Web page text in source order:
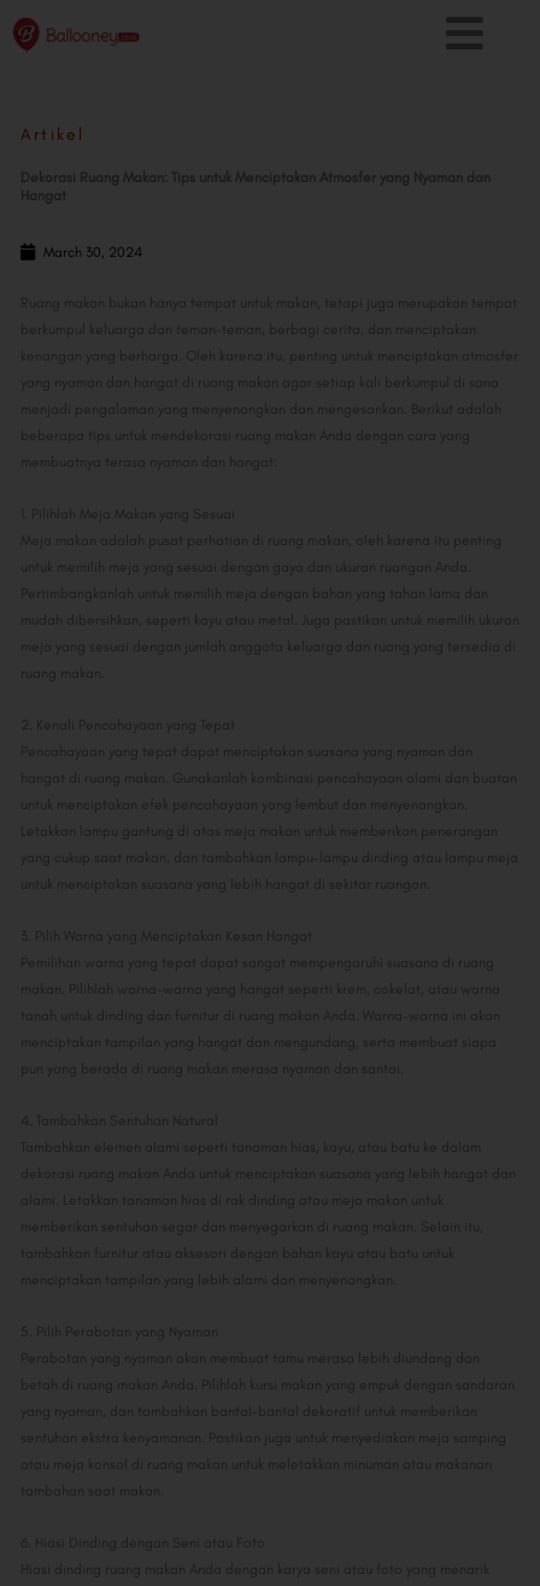
Artikel
Dekorasi Ruang Makan: Tips untuk Menciptakan Atmosfer yang Nyaman dan
Hangat
March 30, 2024
Ruang makan bukan hanya tempat untuk makan, tetapi juga merupakan tempat
berkumpul keluarga dan teman-teman, berbagi cerita, dan menciptakan
kenangan yang berharga. Oleh karena itu, penting untuk menciptakan atmosfer
yang nyaman dan hangat di ruang makan agar setiap kali berkumpul di sana
menjadi pengalaman yang menyenangkan dan mengesankan. Berikut adalah
beberapa tips untuk mendekorasi ruang makan Anda dengan cara yang
membuatnya terasa nyaman dan hangat:
1. Pilihlah Meja Makan yang Sesuai
Meja makan adalah pusat perhatian di ruang makan, oleh karena itu penting
untuk memilih meja yang sesuai dengan gaya dan ukuran ruangan Anda.
Pertimbangkanlah untuk memilih meja dengan bahan yang tahan lama dan
mudah dibersihkan, seperti kayu atau metal. Juga pastikan untuk memilih ukuran
meja yang sesuai dengan jumlah anggota keluarga dan ruang yang tersedia di
ruang makan.
2. Kenali Pencahayaan yang Tepat
Pencahayaan yang tepat dapat menciptakan suasana yang nyaman dan
hangat di ruang makan. Gunakanlah kombinasi pencahayaan alami dan buatan
untuk menciptakan efek pencahayaan yang lembut dan menyenangkan.
Letakkan lampu gantung di atas meja makan untuk memberikan penerangan
yang cukup saat makan, dan tambahkan lampu-lampu dinding atau lampu meja
untuk menciptakan suasana yang lebih hangat di sekitar ruangan.
3. Pilih Warna yang Menciptakan Kesan Hangat
Pemilihan warna yang tepat dapat sangat mempengaruhi suasana di ruang
makan. Pilihlah warna-warna yang hangat seperti krem, cokelat, atau warna
tanah untuk dinding dan furnitur di ruang makan Anda. Warna-warna ini akan
menciptakan tampilan yang hangat dan mengundang, serta membuat siapa
pun yang berada di ruang makan merasa nyaman dan santai.
4. Tambahkan Sentuhan Natural
Tambahkan elemen alami seperti tanaman hias, kayu, atau batu ke dalam
dekorasi ruang makan Anda untuk menciptakan suasana yang lebih hangat dan
alami. Letakkan tanaman hias di rak dinding atau meja makan untuk
memberikan sentuhan segar dan menyegarkan di ruang makan. Selain itu,
tambahkan furnitur atau aksesori dengan bahan kayu atau batu untuk
menciptakan tampilan yang lebih alami dan menyenangkan.
5. Pilih Perabotan yang Nyaman
Perabotan yang nyaman akan membuat tamu merasa lebih diundang dan
betah di ruang makan Anda. Pilihlah kursi makan yang empuk dengan sandaran
yang nyaman, dan tambahkan bantal-bantal dekoratif untuk memberikan
sentuhan ekstra kenyamanan. Pastikan juga untuk menyediakan meja samping
atau meja konsol di ruang makan untuk meletakkan minuman atau makanan
tambahan saat makan.
6. Hiasi Dinding dengan Seni atau Foto
Hiasi dinding ruang makan Anda dengan karya seni atau foto yang menarik